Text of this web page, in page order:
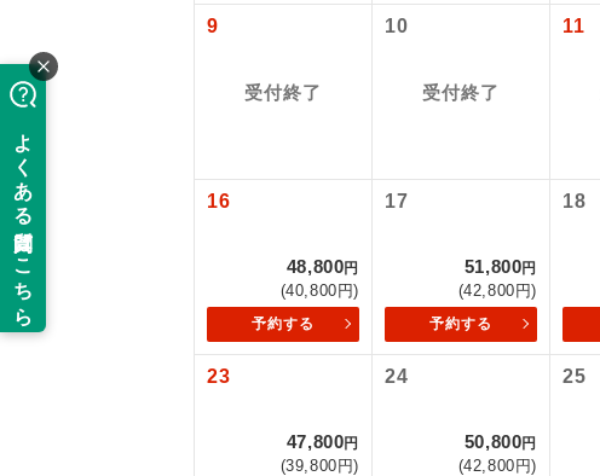
9
受付終了
10
受付終了
11
16
48,800円
(40,800円)
予約する
17
51,800円
(42,800円)
予約する
18
23
47,800円
(39,800円)
24
50,800円
(42,800円)
25
添乗員同行
バスガイド乗務
世界遺産
温泉